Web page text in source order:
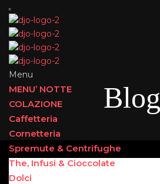
Menu
MENU’ NOTTE
COLAZIONE
Caffetteria
Cornetteria
Spremute & Centrifughe
The, Infusi & Cioccolate
Dolci
Blog